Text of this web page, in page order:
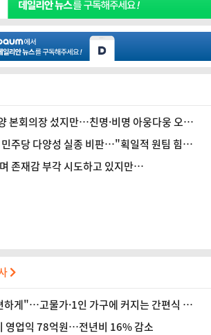
본회의장 섰지만…친명·비명 아웅다웅 오늘
주당 다양성 실종 비판…"획일적 원팀 힘없
존재감 부각 시도하고 있지만…
하게"…고물가·1인 가구에 커지는 간편식 시
영업익 78억원…전년비 16% 감소